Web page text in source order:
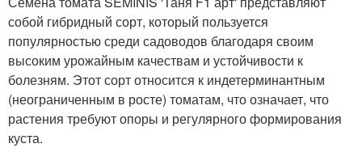
собой гибридный сорт, который пользуется
популярностью среди садоводов благодаря своим
высоким урожайным качествам и устойчивости к
болезням. Этот сорт относится к индетерминантным
(неограниченным в росте) томатам, что означает, что
растения требуют опоры и регулярного формирования
куста.